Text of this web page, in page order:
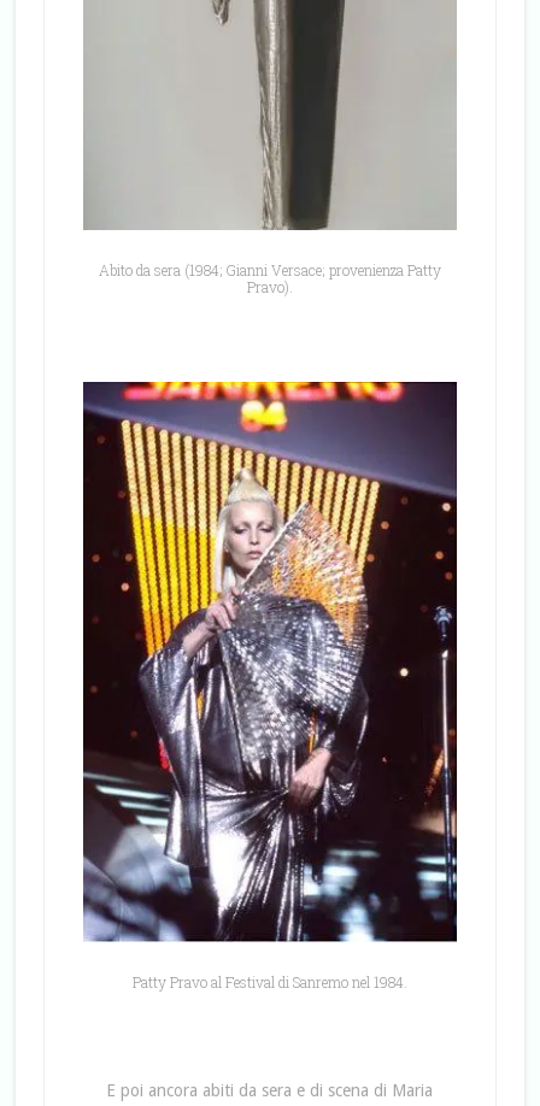
Abito da sera (1984; Gianni Versace; provenienza Patty
Pravo).
Patty Pravo al Festival di Sanremo nel 1984.
E poi ancora abiti da sera e di scena di Maria